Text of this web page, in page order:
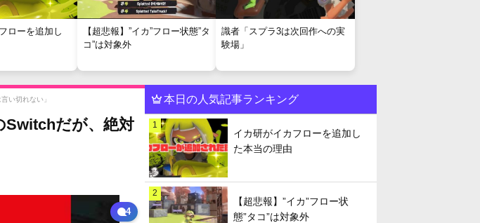
ローを追加し
【超悲報】”イカ”フロー状態”タ
コ”は対象外
識者「スプラ3は次回作への実
験場」
い切れない」
Switchだが、絶対
4
本日の人気記事ランキング
1
イカ研がイカフローを追加し
た本当の理由
2
【超悲報】”イカ”フロー状
態”タコ”は対象外